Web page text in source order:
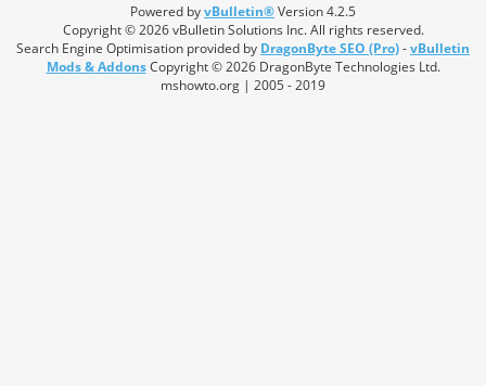
Powered byvBulletin®Version 4.2.5
Copyright © 2026 vBulletin Solutions Inc. All rights reserved.
Search Engine Optimisation provided by DragonByte SEO (Pro)-vBulletin
Mods & AddonsCopyright © 2026 DragonByte Technologies Ltd.
mshowto.org | 2005 - 2019